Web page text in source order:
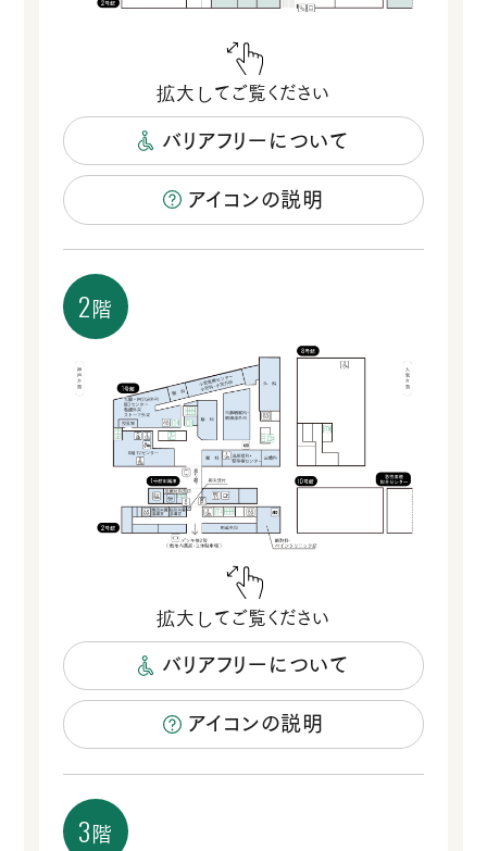
バリアフリーについて
アイコンの説明
2 階
バリアフリーについて
アイコンの説明
3 階